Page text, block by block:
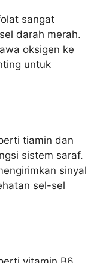
sangat
darah merah.
oksigen ke
untuk
tiamin dan
sistem saraf.
sinyal
sel-sel